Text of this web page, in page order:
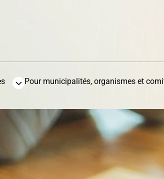
Villégiature
Pour municipalités, organismes et